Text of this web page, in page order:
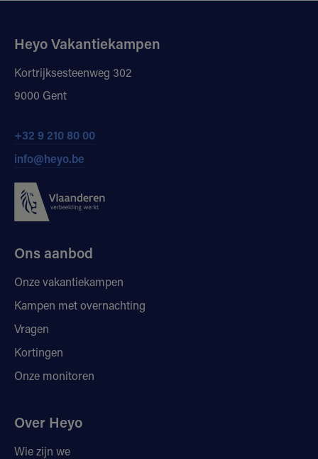
Heyo Vakantiekampen
Kortrijksesteenweg 302
9000 Gent
+32 9 210 80 00
info@heyo.be
Ons aanbod
Onze vakantiekampen
Kampen met overnachting
Vragen
Kortingen
Onze monitoren
Over Heyo
Wie zijn we